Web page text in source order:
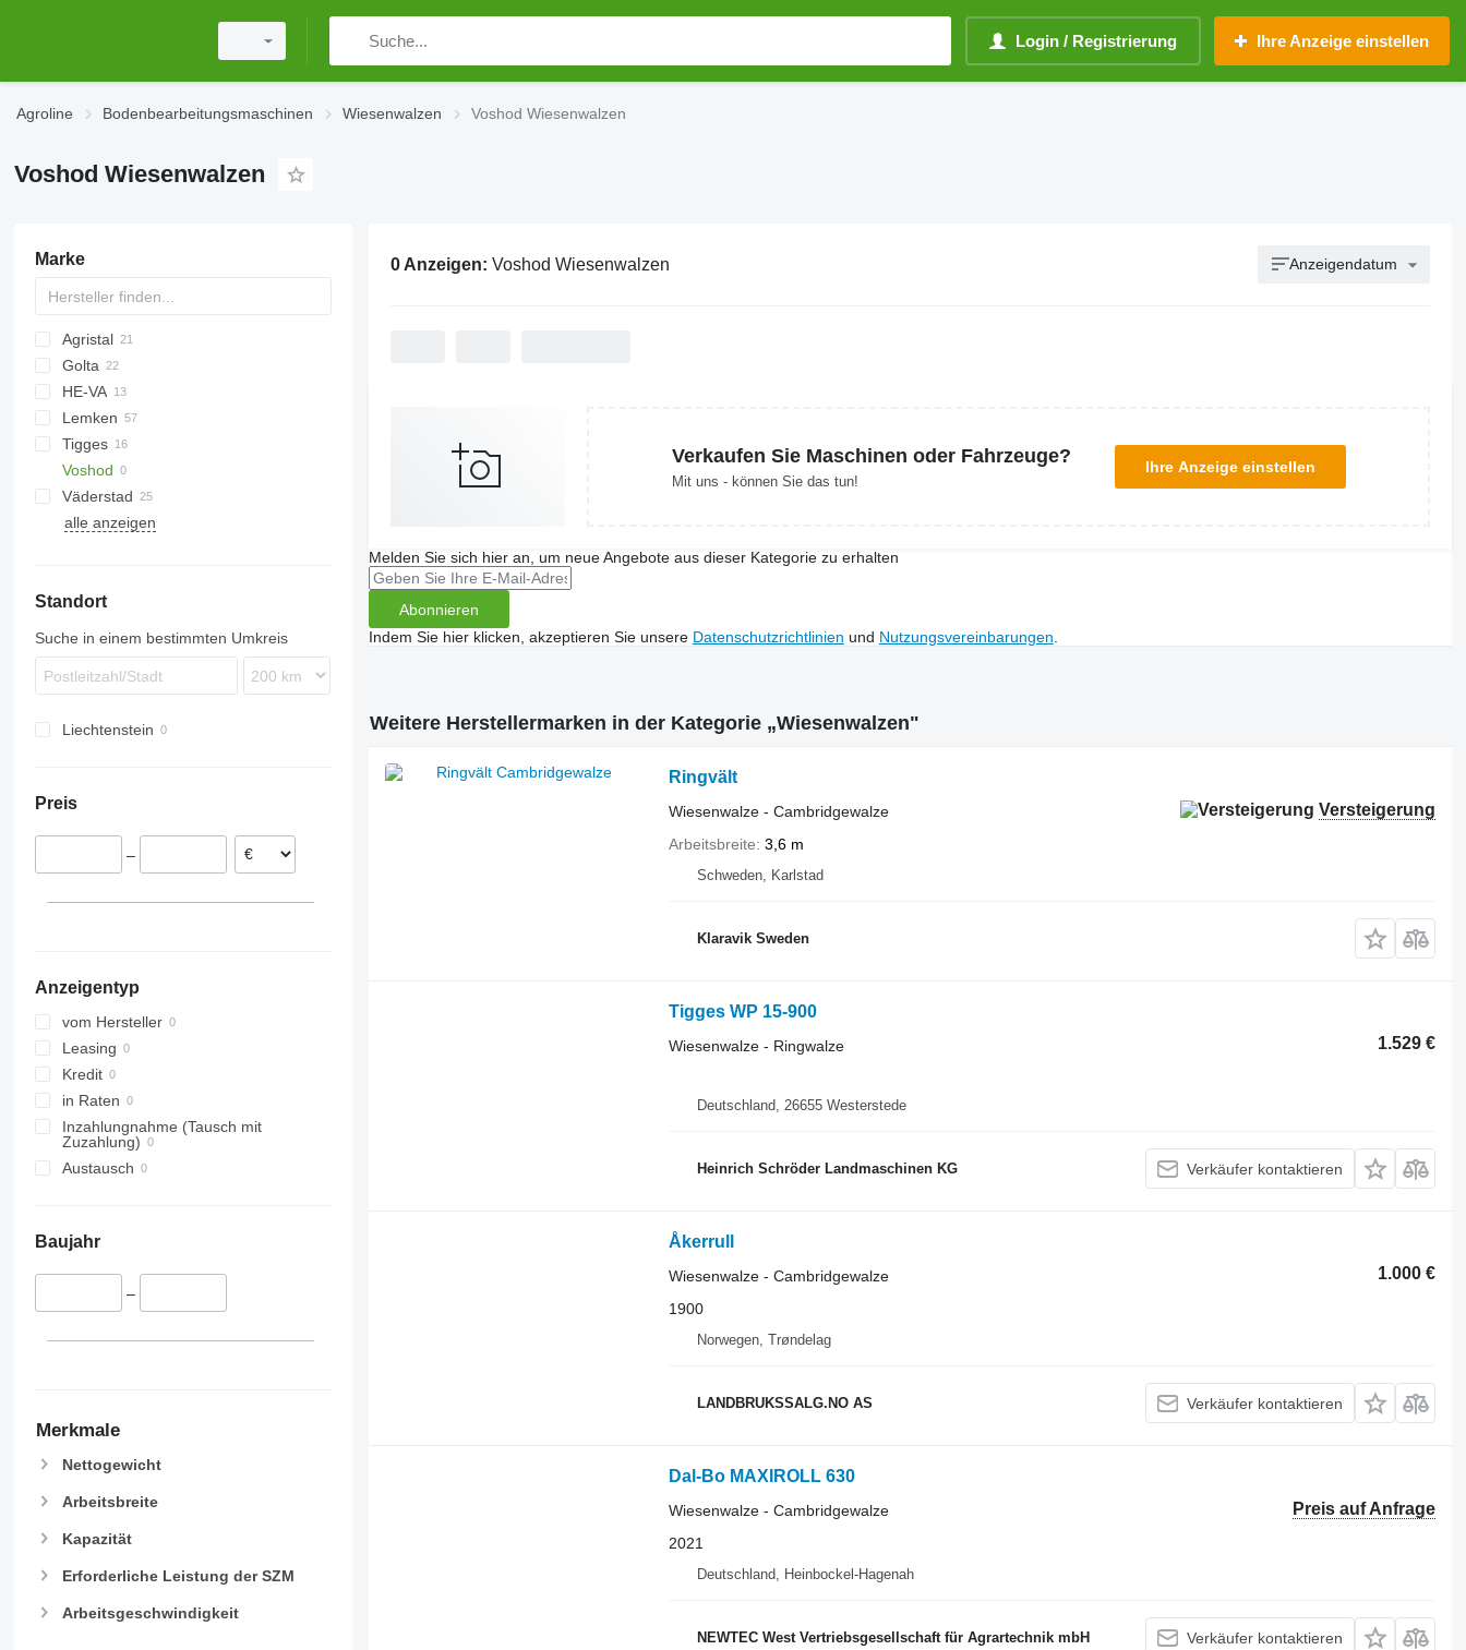
Login / Registrierung Ihre Anzeige einstellen
Agroline Bodenbearbeitungsmaschinen Wiesenwalzen Voshod Wiesenwalzen
Voshod Wiesenwalzen
Marke
Agristal
10
KW
BW
Tiger Mate
Minimax
Multiflex
Golta
HE-VA
Cultro
Optipack
Vari-Master
Lemken
VarioPack
Zirkon
Lion
Synkro
Dupe
Tigges
KL
KZK
Voshod
Väderstad
Carrier
alle anzeigen
Standort
Suche in einem bestimmten Umkreis
Liechtenstein
Preis
–
Anzeigentyp
vom Hersteller
Leasing
Kredit
in Raten
Inzahlungnahme (Tausch mit
Zuzahlung)
Austausch
Baujahr
–
Merkmale
Nettogewicht
Arbeitsbreite
Kapazität
Erforderliche Leistung der SZM
Arbeitsgeschwindigkeit
0 Anzeigen: Voshod Wiesenwalzen Anzeigendatum
Verkaufen Sie Maschinen oder Fahrzeuge?
Mit uns - können Sie das tun!
Ihre Anzeige einstellen
Melden Sie sich hier an, um neue Angebote aus dieser Kategorie zu erhalten
Abonnieren
Indem Sie hier klicken, akzeptieren Sie unsere Datenschutzrichtlinien und Nutzungsvereinbarungen
Weitere Herstellermarken in der Kategorie „Wiesenwalzen"
Ringvält
Versteigerung
Wiesenwalze - Cambridgewalze
Arbeitsbreite 3,6 m
Schweden, Karlstad
Klaravik Sweden
Tigges WP 15-900
1.529 €
Wiesenwalze - Ringwalze
Deutschland, 26655 Westerstede
Heinrich Schröder Landmaschinen KG Verkäufer kontaktieren
Åkerrull
1.000 €
Wiesenwalze - Cambridgewalze
1900
Norwegen, Trøndelag
LANDBRUKSSALG.NO AS Verkäufer kontaktieren
Dal-Bo MAXIROLL 630
Preis auf Anfrage
Wiesenwalze - Cambridgewalze
2021
Deutschland, Heinbockel-Hagenah
NEWTEC West Vertriebsgesellschaft für Agrartechnik mbH Verkäufer kontaktieren